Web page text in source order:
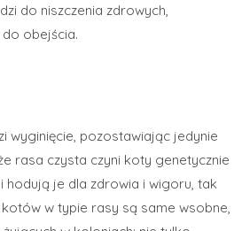
do niszczenia zdrowych,
obejścia.
wyginięcie, pozostawiając jedynie
rasa czysta czyni koty genetycznie
je dla zdrowia i wigoru, tak
w typie rasy są same wsobne,